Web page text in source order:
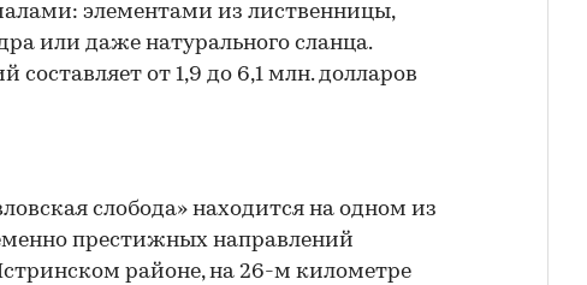
элементами из лиственницы,
или даже натурального сланца.
составляет от 1,9 до 6,1 млн. долларов
слобода» находится на одном из
престижных направлений
районе, на 26-м километре